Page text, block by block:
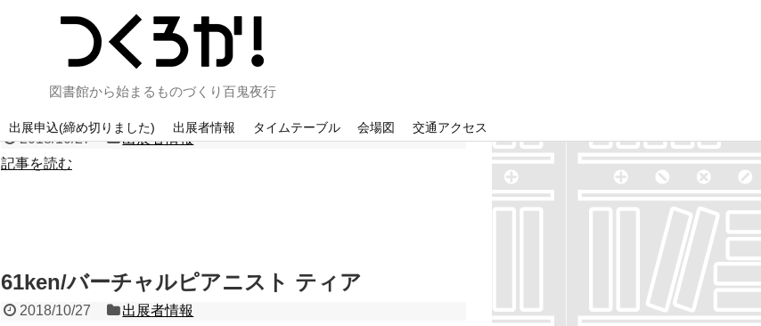
図書館から始まるものづくり百鬼夜行
出展申込(締め切りました) 出展者情報 タイムテーブル 会場図 交通アクセス
2018/10/27
出展者情報
記事を読む
61ken/バーチャルピアニスト ティア
2018/10/27
出展者情報